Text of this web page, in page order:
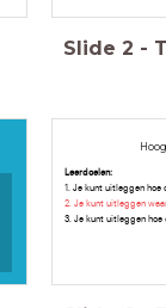
Slide 2 -
Leerdoelen:
1. Je kunt uitleggen
2. Je kunt uitleggen
3. Je kunt uitleggen hoe